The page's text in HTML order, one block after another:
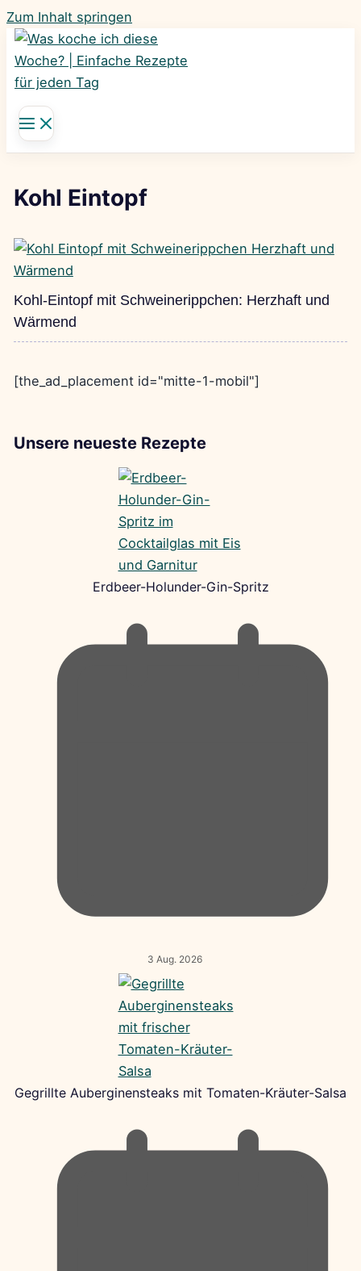
Zum Inhalt springen
Kohl Eintopf
Kohl-Eintopf mit Schweinerippchen: Herzhaft und
Wärmend
[the_ad_placement id="mitte-1-mobil"]
Unsere neueste Rezepte
Erdbeer-Holunder-Gin-Spritz
3 Aug. 2026
Gegrillte Auberginensteaks mit Tomaten-Kräuter-Salsa